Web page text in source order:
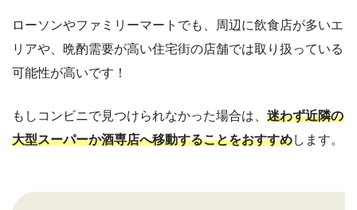
ローソンやファミリーマートでも、周辺に飲食店が多いエ
リアや、晩酌需要が高い住宅街の店舗では取り扱っている
可能性が高いです！
もしコンビニで見つけられなかった場合は、 迷わず近隣の
大型スーパーか酒専店へ移動することをおすすめします。